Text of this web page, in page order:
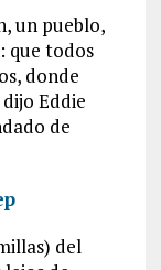
un pueblo,
que todos
donde
Eddie
de
del